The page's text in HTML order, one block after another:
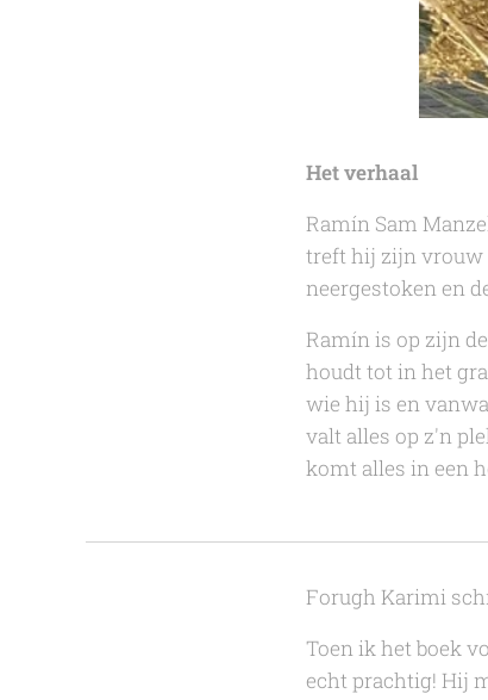
Het verhaal
Ramín Sam
treft hij zijn vrouw
neergestoken en
Ramín is op zijn
houdt tot in het
wie hij is en
valt alles op z'n
komt alles in een
Forugh Karimi
Toen ik het boek
echt prachtig! Hij